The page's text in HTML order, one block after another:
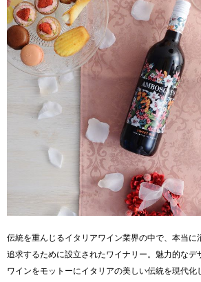
伝統を重んじるイタリアワイン業界の中で、本当に
追求するために設立されたワイナリー。魅力的なデ
ワインをモットーにイタリアの美しい伝統を現代化